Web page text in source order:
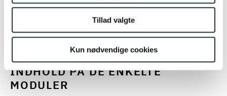
Tillad valgte
Kun nødvendige cookies
praktisk erfaring med de emner, du bliver
SERVICES
OFFENTLIG FORVALTNING
INDHOLD PÅ DE ENKELTE
MODULER